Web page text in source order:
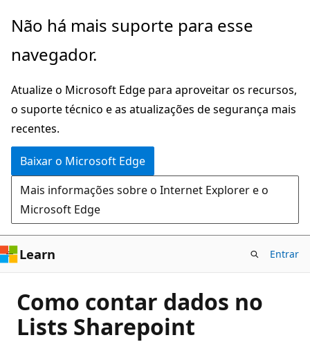
Pular
o
principal
Não há mais suporte para esse
navegador.
Atualize o Microsoft Edge para aproveitar os recursos,
o suporte técnico e as atualizações de segurança mais
recentes.
Baixar o Microsoft Edge
Mais informações sobre o Internet Explorer e o
Microsoft Edge
Learn Entrar
Como contar dados no
Lists Sharepoint